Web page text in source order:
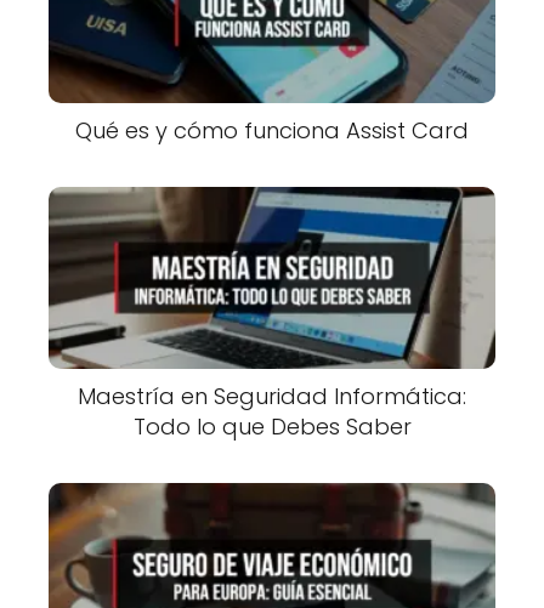
Qué es y cómo funciona Assist Card
Maestría en Seguridad Informática:
Todo lo que Debes Saber